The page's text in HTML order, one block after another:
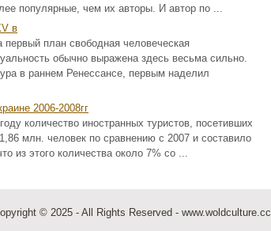
популярные, чем их авторы. И автор по ...
в
план свободная человеческая
обычно выражена здесь весьма сильно.
в раннем Ренессансе, первым наделил
2006-2008гг
количество иностранных туристов, посетивших
млн. человек по сравнению с 2007 и составило
из этого количества около 7% со ...
© 2025 - All Rights Reserved - www.woldculture.cc